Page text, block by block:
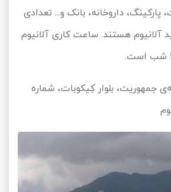
پارکینگ، داروخانه، بانک و... تعدادی
آلانیوم هستند. ساعت کاری آلانیوم
جمهوریت، بلوار کِیکوبات، شماره